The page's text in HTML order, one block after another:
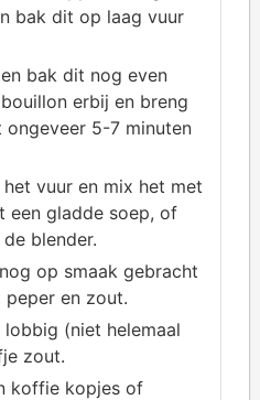
bak dit op laag vuur
bak dit nog even
erbij en breng
ongeveer 5-7 minuten
vuur en mix het met
een gladde soep, of
blender.
op smaak gebracht
en zout.
(niet helemaal
zout.
koffie kopjes of